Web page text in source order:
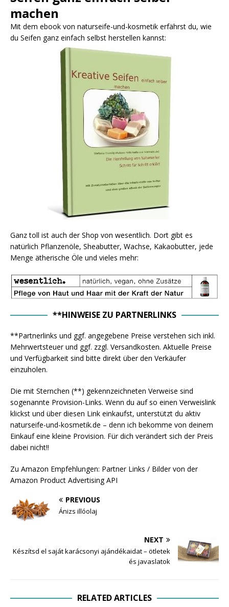
machen
Mit dem ebook von naturseife-und-kosmetik erfährst du, wie
du Seifen ganz einfach selbst herstellen kannst:
Ganz toll ist auch der Shop von wesentlich. Dort gibt es
natürlich Pflanzenöle, Sheabutter, Wachse, Kakaobutter, jede
Menge ätherische Öle und vieles mehr:
**HINWEISE ZU PARTNERLINKS
**Partnerlinks und ggf. angegebene Preise verstehen sich inkl.
Mehrwertsteuer und ggf. zzgl. Versandkosten. Aktuelle Preise
und Verfügbarkeit sind bitte direkt über den Verkäufer
einzuholen.
Die mit Sternchen (**) gekennzeichneten Verweise sind
sogenannte Provision-Links. Wenn du auf so einen Verweislink
klickst und über diesen Link einkaufst, unterstützt du aktiv
naturseife-und-kosmetik.de – denn ich bekomme von deinem
Einkauf eine kleine Provision. Für dich verändert sich der Preis
dabei nicht!!
Zu Amazon Empfehlungen: Partner Links / Bilder von der
Amazon Product Advertising API
PREVIOUS
Ánizs illóolaj
NEXT
Készítsd el saját karácsonyi ajándékaidat – ötletek
és javaslatok
RELATED ARTICLES